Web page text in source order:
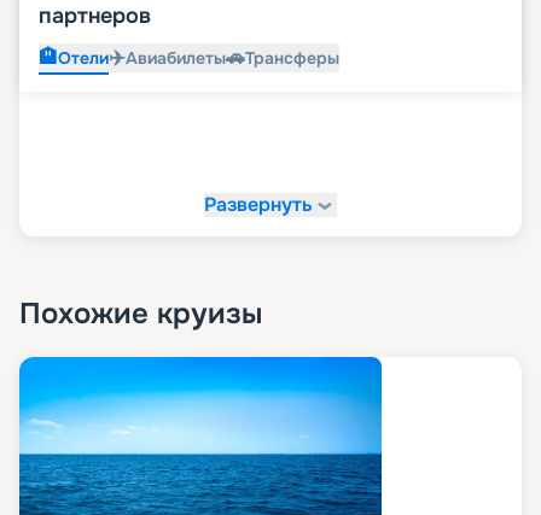
партнеров
🏨Отели✈️Авиабилеты🚗Трансферы
Развернуть
Похожие круизы